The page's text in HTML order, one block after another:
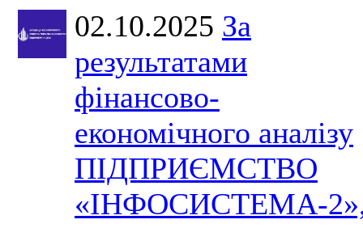
02.10.2025 За
результатами
фінансово-
економічного аналізу
ПІДПРИЄМСТВО
«ІНФОСИСТЕМА-